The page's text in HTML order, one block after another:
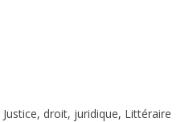
Justice, droit, juridique, Littéraire